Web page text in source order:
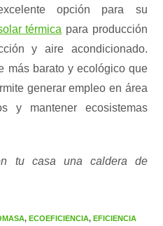
opción para su
térmica para producción
y aire acondicionado.
más barato y ecológico que
generar empleo en área
y mantener ecosistemas
tu casa una caldera de
, ECOEFICIENCIA, EFICIENCIA